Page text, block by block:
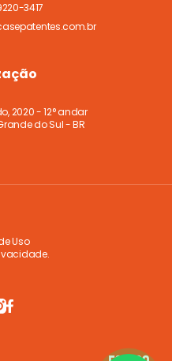
3417
2020 - 12° andar
do Sul - BR
Uso